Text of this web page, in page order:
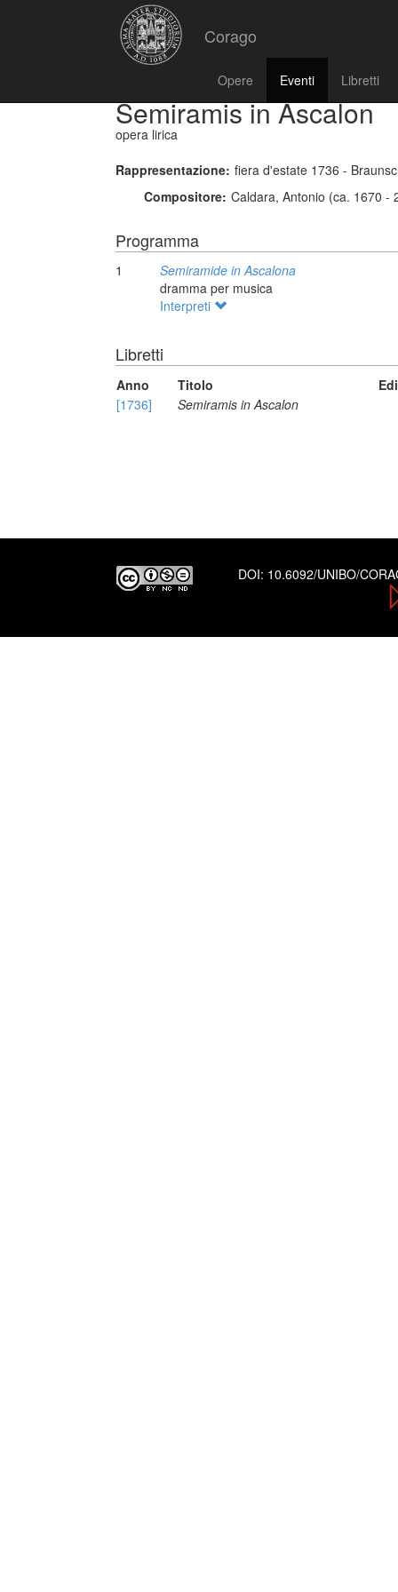
Corago
Opere Eventi Libretti
Semiramis in Ascalon
opera lirica
Rappresentazione: fiera d'estate 1736 -
Compositore: Caldara, Antonio (ca. 1670 -
Programma
1
Semiramide in Ascalona
dramma per musica
Interpreti
Libretti
Anno Titolo
[1736]
Semiramis in Ascalon
DOI: 10.6092/UNIBO/